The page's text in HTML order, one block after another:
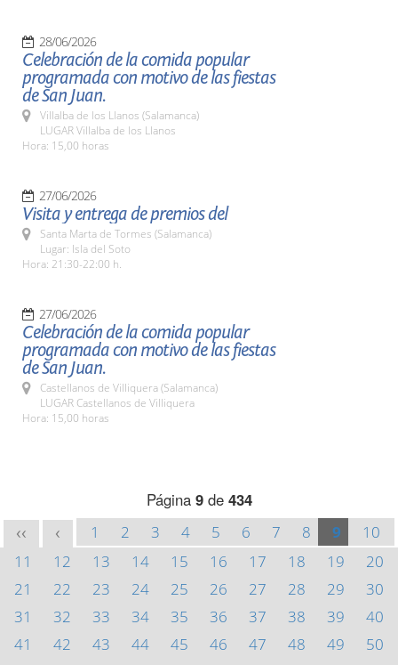
28/06/2026
Celebración de la comida popular
programada con motivo de las fiestas
de San Juan.
Villalba de los Llanos (Salamanca)
LUGAR Villalba de los Llanos
Hora: 15,00 horas
27/06/2026
Visita y entrega de premios del
Santa Marta de Tormes (Salamanca)
Lugar: Isla del Soto
Hora: 21:30-22:00 h.
27/06/2026
Celebración de la comida popular
programada con motivo de las fiestas
de San Juan.
Castellanos de Villiquera (Salamanca)
LUGAR Castellanos de Villiquera
Hora: 15,00 horas
Página 9de 434
<< < 1 2 3 4 5 6 7 8 9
10
11
12 13 14 15 16 17 18 19
20
21
22 23 24 25 26 27 28 29
30
31
32 33 34 35 36 37 38 39
40
41
42 43 44 45 46 47 48 49
50